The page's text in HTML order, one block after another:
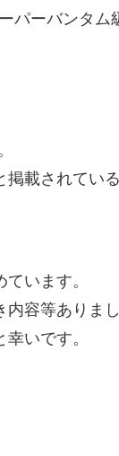
パーバンタム
載されてい
います。
容等ありま
いです。